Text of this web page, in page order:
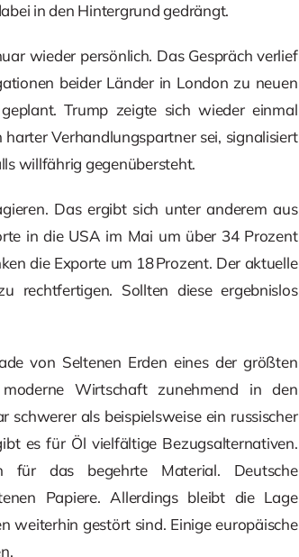
in den Hintergrund gedrängt.
wieder persönlich. Das Gespräch verlief
beider Länder in London zu neuen
Trump zeigte sich wieder einmal
Verhandlungspartner sei, signalisiert
willfährig gegenübersteht.
Das ergibt sich unter anderem aus
in die USA im Mai um über 34 Prozent
die Exporte um 18 Prozent. Der aktuelle
rechtfertigen. Sollten diese ergebnislos
von Seltenen Erden eines der größten
Wirtschaft zunehmend in den
als beispielsweise ein russischer
es für Öl vielfältige Bezugsalternativen.
für das begehrte Material. Deutsche
Papiere. Allerdings bleibt die Lage
weiterhin gestört sind. Einige europäische